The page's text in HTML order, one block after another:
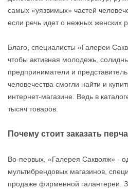
самых «уязвимых» частей
если речь идет о нежных женских
Благо, специалисты «Галереи
чтобы активная молодежь,
предприниматели и
человечества смогли найти и
интернет-магазине. Ведь в
тысяч товаров.
Почему стоит заказать
Во-первых, «Галерея Саквояж» -
мультибрендовых магазинов,
продаже фирменной галантереи.